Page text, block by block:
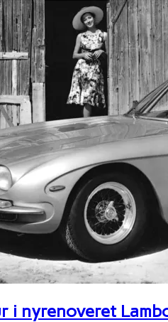
i nyrenoveret